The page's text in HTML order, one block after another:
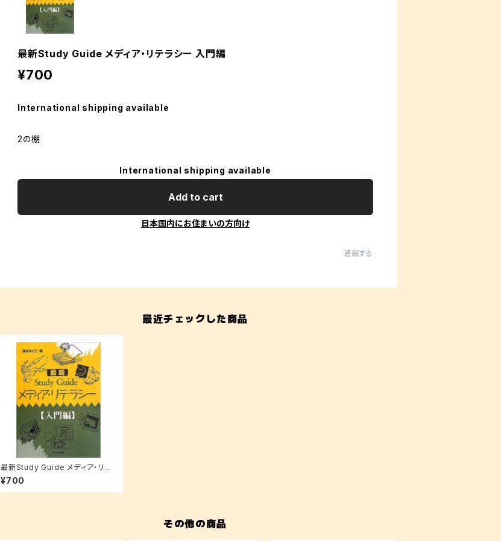
最新Study Guide メディア・リテラシー 入門編
¥700
International shipping available
2の棚
International shipping available
Add to cart
日本国内にお住まいの方向け
通報する
最近チェックした商品
最新Study Guide メディア・リテ
ラシー 入門編
¥700
その他の商品